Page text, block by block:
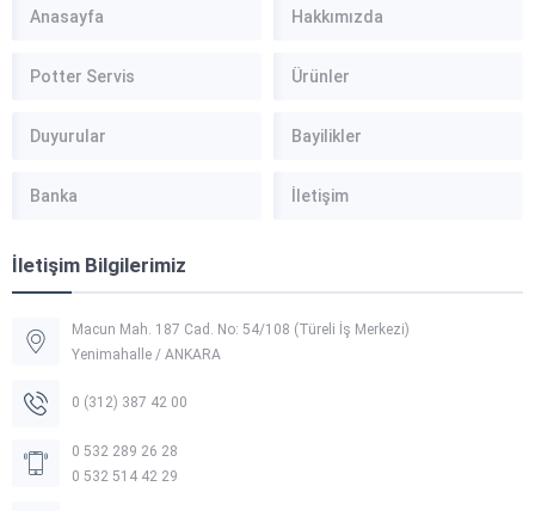
Anasayfa Hakkımızda
Potter Servis Ürünler
Duyurular Bayilikler
Banka İletişim
İletişim Bilgilerimiz
Macun Mah. 187 Cad. No: 54/108 (Türeli İş Merkezi)
Yenimahalle / ANKARA
0 (312) 387 42 00
0 532 289 26 28
0 532 514 42 29